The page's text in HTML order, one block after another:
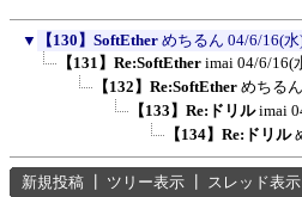
▼ 【130】SoftEther めちるん 04/6/16(水
【131】Re:SoftEther imai 04/6/16(
【132】Re:SoftEther めちるん
【133】Re:ドリルimai
【134】Re:ドリル
新規投稿 ツリー表示 スレッド表示